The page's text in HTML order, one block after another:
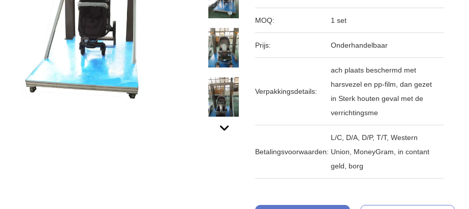
MOQ: 1 set
Prijs: Onderhandelbaar
Verpakkingsdetails:
ach plaats beschermd met
harsvezel en pp-film, dan gezet
in Sterk houten geval met de
verrichtingsme
Betalingsvoorwaarden:
L/C, D/A, D/P, T/T, Western
Union, MoneyGram, in contant
geld, borg